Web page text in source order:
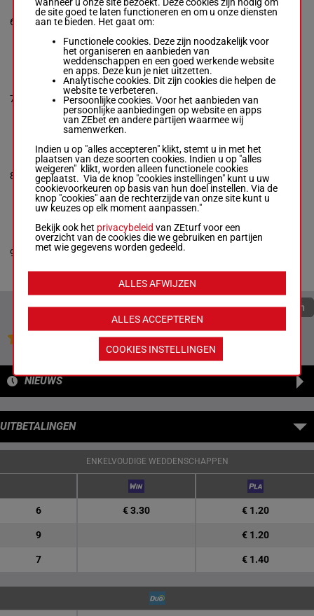
6
Israel O. Rodriguez-
Martin Escobar
1p 3p 2p 3p 4p
M/6 54 kg
1p 3p 2p
7
QUALIFICATA
Pablo Morales-
Fausto Gutierrez
M/4 -53 kg
5p 2p 4p 5p 6p
M/453 kg
5p 2p 4p
5p 6p
7
8
IT'S GOODTOBE JOSE
Samuel Marin-
Kathleen A. Demasi
Box: 8 -M/5 -53 kg
6p 1p 9p 2p 7p
M/553 kg
6p 1p 9p
2p 7p
8
9
FACTORBELLA
Marcos Meneses-
Tony Wilson
2p 7p 2p 6p 4p
M/553 kg
2p 7p 2p
Quoteringen verversen
Jouw favoriete paarden
NIEUWS
UITBETALINGEN
ENKELVOUDIGE WEDDENSCHAPPEN
6 € 3.30 € 1.20
9 € 1.20
7 € 1.40
de site goed te laten functioneren en om u onze diensten
aan te bieden. Het gaat om:
Functionele cookies. Deze zijn noodzakelijk voor
het organiseren en aanbieden van
weddenschappen en een goed werkende website
en apps. Deze kun je niet uitzetten.
Analytische cookies. Dit zijn cookies die helpen de
website te verbeteren.
Persoonlijke cookies. Voor het aanbieden van
persoonlijke aanbiedingen op website en apps
van ZEbet en andere partijen waarmee wij
samenwerken.
Indien u op "alles accepteren" klikt, stemt u in met het
plaatsen van deze soorten cookies. Indien u op "alles
weigeren" klikt, worden alleen functionele cookies
geplaatst. Via de knop "cookies instellingen" kunt u uw
cookievoorkeuren op basis van hun doel instellen. Via de
knop "cookies" aan de rechterzijde van onze site kunt u
uw keuzes op elk moment aanpassen."
Bekijk ook het privacybeleid van ZEturf voor een
overzicht van de cookies die we gebruiken en partijen
met wie gegevens worden gedeeld.
ALLES ACCEPTEREN
ALLES AFWIJZEN
COOKIES INSTELLINGEN